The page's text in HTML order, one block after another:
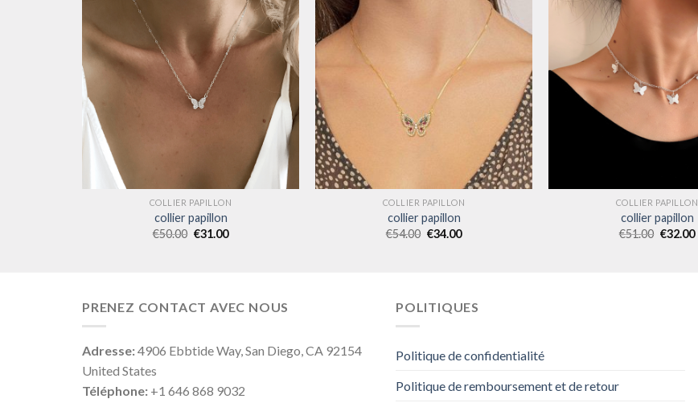
COLLIER PAPILLON
collier papillon
€50.00 €31.00
COLLIER PAPILLON
collier papillon
€54.00 €34.00
COLLIER PAPILLON
collier papillon
€51.00 €32.00
PRENEZ CONTACT AVEC NOUS
Adresse:4906 Ebbtide Way, San Diego, CA 92154
United States
Téléphone: +1 646 868 9032
POLITIQUES
Politique de confidentialité
Politique de remboursement et de retour